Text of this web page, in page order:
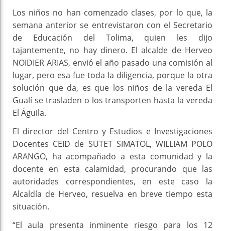
Los niños no han comenzado clases, por lo que, la
semana anterior se entrevistaron con el Secretario
de Educación del Tolima, quien les dijo
tajantemente, no hay dinero. El alcalde de Herveo
NOIDIER ARIAS, envió el año pasado una comisión al
lugar, pero esa fue toda la diligencia, porque la otra
solución que da, es que los niños de la vereda El
Gualí se trasladen o los transporten hasta la vereda
El Águila.
El director del Centro y Estudios e Investigaciones
Docentes CEID de SUTET SIMATOL, WILLIAM POLO
ARANGO, ha acompañado a esta comunidad y la
docente en esta calamidad, procurando que las
autoridades correspondientes, en este caso la
Alcaldía de Herveo, resuelva en breve tiempo esta
situación.
“El aula presenta inminente riesgo para los 12